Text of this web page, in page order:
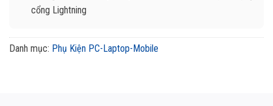
cổng Lightning
Danh mục: Phụ Kiện PC-Laptop-Mobile